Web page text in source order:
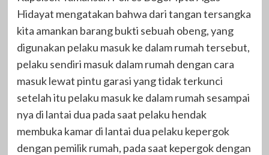
Hidayat mengatakan bahwa dari tangan tersangka
kita amankan barang bukti sebuah obeng, yang
digunakan pelaku masuk ke dalam rumah tersebut,
pelaku sendiri masuk dalam rumah dengan cara
masuk lewat pintu garasi yang tidak terkunci
setelah itu pelaku masuk ke dalam rumah sesampai
nya di lantai dua pada saat pelaku hendak
membuka kamar di lantai dua pelaku kepergok
dengan pemilik rumah, pada saat kepergok dengan